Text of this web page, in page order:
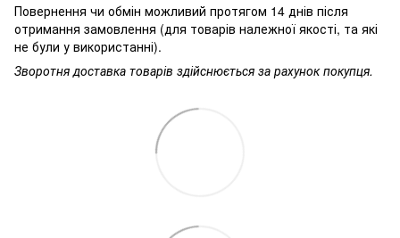
Повернення чи обмін можливий протягом 14 днів після
отримання замовлення (для товарів належної якості, та які
не були у використанні).
Зворотня доставка товарів здійснюється за рахунок покупця.